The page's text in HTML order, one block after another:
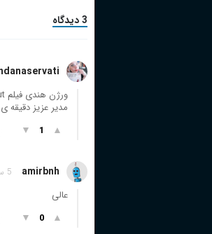
3 دیدگاه
ورژن هندی فیلم knifes out خیلی هم خوب سناریو با فرهنگ هندی برگرداننده شده
مدیر عزیز دقیقه ی 6و7 فیلم صدا با تصویر هماهنگ نیست با تشکر فراوان
▲
1
▼
amirbnh 5 سال قبل
عالی
▲
0
▼